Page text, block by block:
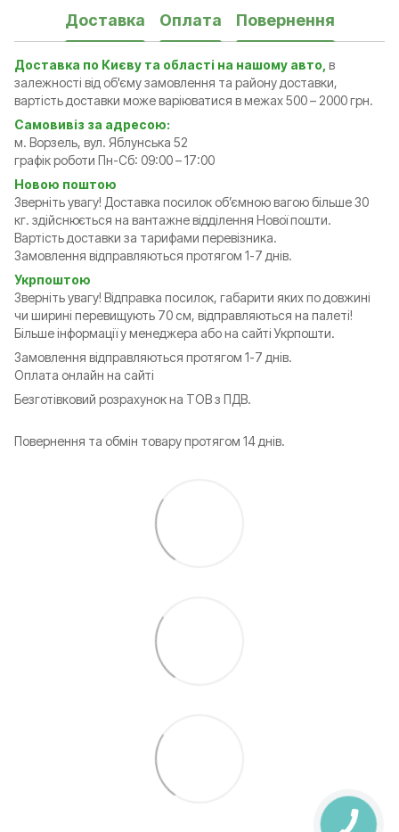
Доставка Оплата Повернення
Доставка по Києву та області на нашому авто, в
залежності від об'єму замовлення та району доставки,
вартість доставки може варіюватися в межах 500 – 2000 грн.
Самовивіз за адресою:
м. Ворзель, вул. Яблунська 52
графік роботи Пн-Сб: 09:00 – 17:00
Новою поштою
Зверніть увагу! Доставка посилок обʼємною вагою більше 30
кг. здійснюється на вантажне відділення Нової пошти.
Вартість доставки за тарифами перевізника.
Замовлення відправляються протягом 1-7 днів.
Укрпоштою
Зверніть увагу! Відправка посилок, габарити яких по довжині
чи ширині перевищують 70 см, відправляються на палеті!
Більше інформації у менеджера або на сайті Укрпошти.
Замовлення відправляються протягом 1-7 днів.
Оплата онлайн на сайті
Безготівковий розрахунок на ТОВ з ПДВ.
Повернення та обмін товару протягом 14 днів.